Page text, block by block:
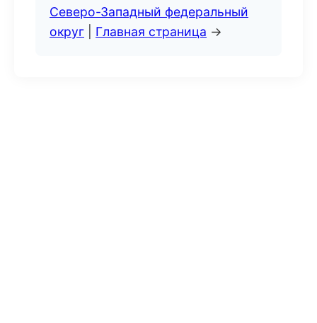
Северо-Западный федеральный
округ
Главная страница →